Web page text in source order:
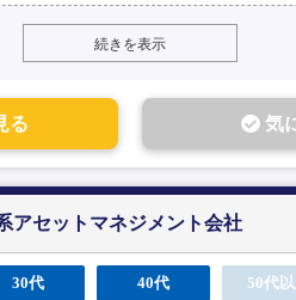
続きを表示
る 気
アセットマネジメント会社
30代 40代 50代